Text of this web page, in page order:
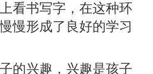
看书写字，在这种环
慢形成了良好的学习
兴趣，兴趣是孩子